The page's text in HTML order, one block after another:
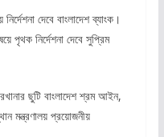
দেবে বাংলাদেশ ব্যাংক।
পৃথক নির্দেশনা দেবে সুপ্রিম
ছুটি বাংলাদেশ শ্রম আইন,
মন্ত্রণালয় প্রয়োজনীয়